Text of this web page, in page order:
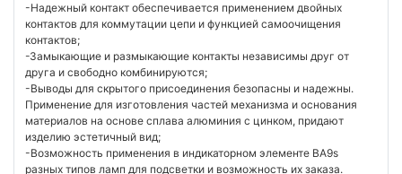
-Надежный контакт обеспечивается применением двойных
контактов для коммутации цепи и функцией самоочищения
контактов;
-Замыкающие и размыкающие контакты независимы друг от
друга и свободно комбинируются;
-Выводы для скрытого присоединения безопасны и надежны.
Применение для изготовления частей механизма и основания
материалов на основе сплава алюминия с цинком, придают
изделию эстетичный вид;
-Возможность применения в индикаторном элементе BA9s
разных типов ламп для подсветки и возможность их заказа.